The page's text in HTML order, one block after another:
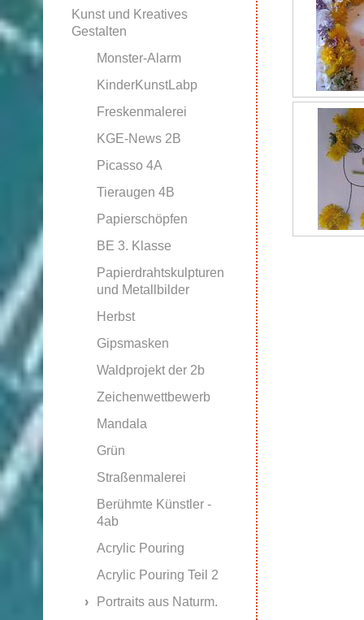
Kunst und Kreatives
Gestalten
Monster-Alarm
KinderKunstLabp
Freskenmalerei
KGE-News 2B
Picasso 4A
Tieraugen 4B
Papierschöpfen
BE 3. Klasse
Papierdrahtskulpturen
und Metallbilder
Herbst
Gipsmasken
Waldprojekt der 2b
Zeichenwettbewerb
Mandala
Grün
Straßenmalerei
Berühmte Künstler -
4ab
Acrylic Pouring
Acrylic Pouring Teil 2
Portraits aus Naturm.